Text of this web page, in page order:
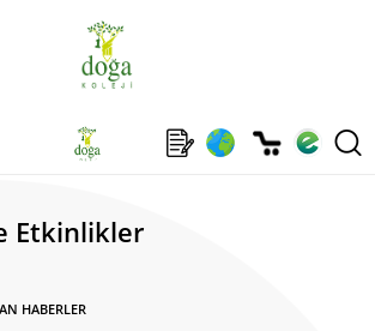
Etkinlikler
HABERLER